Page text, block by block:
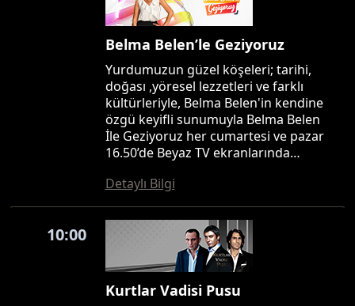
Belma Belen’le Geziyoruz
Yurdumuzun güzel köşeleri; tarihi,
doğası ,yöresel lezzetleri ve farklı
kültürleriyle, Belma Belen'in kendine
özgü keyifli sunumuyla Belma Belen
İle Geziyoruz her cumartesi ve pazar
16.50’de Beyaz TV ekranlarında…
Detaylı Bilgi
10:00
Kurtlar Vadisi Pusu